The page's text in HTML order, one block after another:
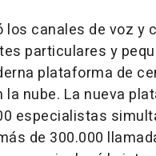
los canales de voz y
particulares y
plataforma de
la nube. La nueva
especialistas
de 300.000